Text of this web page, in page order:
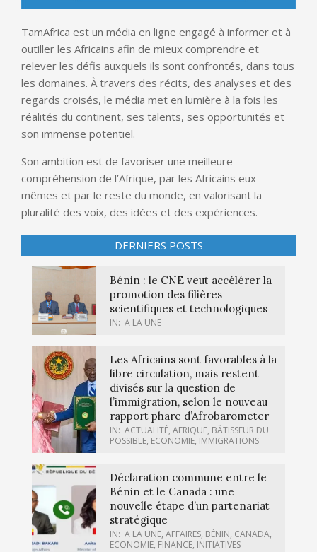
TamAfrica est un média en ligne engagé à informer et à
outiller les Africains afin de mieux comprendre et
relever les défis auxquels ils sont confrontés, dans tous
les domaines. À travers des récits, des analyses et des
regards croisés, le média met en lumière à la fois les
réalités du continent, ses talents, ses opportunités et
son immense potentiel.
Son ambition est de favoriser une meilleure
compréhension de l’Afrique, par les Africains eux-
mêmes et par le reste du monde, en valorisant la
pluralité des voix, des idées et des expériences.
DERNIERS POSTS
Bénin : le CNE veut accélérer la
promotion des filières
scientifiques et technologiques
IN: A LA UNE
Les Africains sont favorables à la
libre circulation, mais restent
divisés sur la question de
l’immigration, selon le nouveau
rapport phare d’Afrobarometer
IN: ACTUALITÉ, AFRIQUE, BÂTISSEUR DU
POSSIBLE, ECONOMIE, IMMIGRATIONS
Déclaration commune entre le
Bénin et le Canada : une
nouvelle étape d’un partenariat
stratégique
IN: A LA UNE, AFFAIRES, BÉNIN, CANADA,
ECONOMIE, FINANCE, INITIATIVES